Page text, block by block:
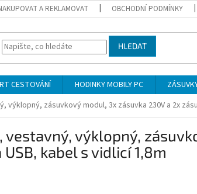
A REKLAMOVAT OBCHODNÍ PODMÍNKY
HLEDAT
CESTOVÁNÍ HODINKY MOBILY PC
výklopný, zásuvkový modul, 3x zásuvka 230V a 2x
vestavný, výklopný,
kabel s vidlicí 1,8m